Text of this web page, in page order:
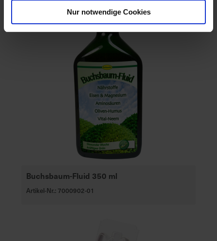
Nur notwendige Cookies
Buchsbaum-Fluid 350 ml
Artikel-Nr.: 7000902-01